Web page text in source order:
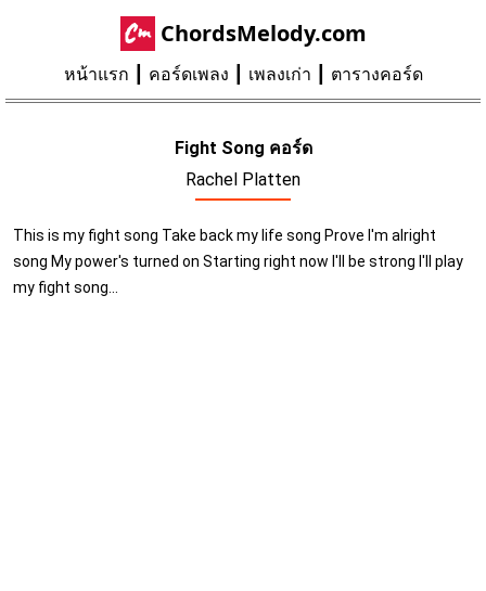
ChordsMelody.com
หน้าแรก คอร์ดเพลง เพลงเก่า ตารางคอร์ด
Fight Song คอร์ด
Rachel Platten
This is my fight song Take back my life song Prove I'm alright
song My power's turned on Starting right now I'll be strong I'll play
my fight song...